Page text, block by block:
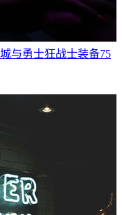
与勇士狂战士装备75